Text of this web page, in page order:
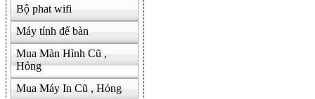
Bộ phat wifi
Máy tính để bàn
Mua Màn Hình Cũ ,
Hỏng
Mua Máy In Cũ , Hỏng